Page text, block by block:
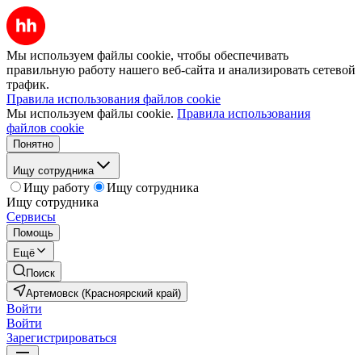
Мы используем файлы cookie, чтобы обеспечивать
правильную работу нашего веб-сайта и анализировать сетевой
трафик.
Правила использования файлов cookie
Мы используем файлы cookie. Правила использования
файлов cookie
Понятно
Ищу сотрудника
Ищу работу
Ищу сотрудника
Ищу сотрудника
Сервисы
Помощь
Ещё
Поиск
Артемовск (Красноярский край)
Войти
Войти
Зарегистрироваться